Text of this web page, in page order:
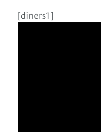
[diners1]